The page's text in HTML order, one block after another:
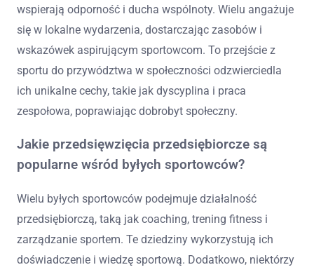
wspierają odporność i ducha wspólnoty. Wielu angażuje
się w lokalne wydarzenia, dostarczając zasobów i
wskazówek aspirującym sportowcom. To przejście z
sportu do przywództwa w społeczności odzwierciedla
ich unikalne cechy, takie jak dyscyplina i praca
zespołowa, poprawiając dobrobyt społeczny.
Jakie przedsięwzięcia przedsiębiorcze są
popularne wśród byłych sportowców?
Wielu byłych sportowców podejmuje działalność
przedsiębiorczą, taką jak coaching, trening fitness i
zarządzanie sportem. Te dziedziny wykorzystują ich
doświadczenie i wiedzę sportową. Dodatkowo, niektórzy